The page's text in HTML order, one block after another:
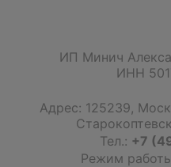
ИП Минич
ИНН
Адрес: 125239,
Тел.: +7
Режим